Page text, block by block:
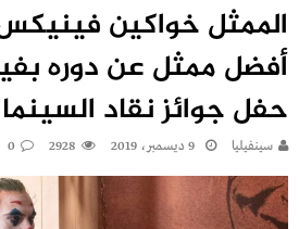
الممثل خواكين فينيكس
أفضل ممثل عن دوره
حفل جوائز نقاد
سينفيليا 9 ديسمبر، 2019 2928
0